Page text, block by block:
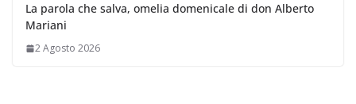
La parola che salva, omelia domenicale di don Alberto
Mariani
2 Agosto 2026